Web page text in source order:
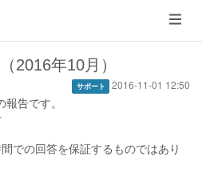
メ
ニ
ュ
ー
2016年10月）
サポート 2016-11-01 12:50
告です。
での回答を保証するものではあり